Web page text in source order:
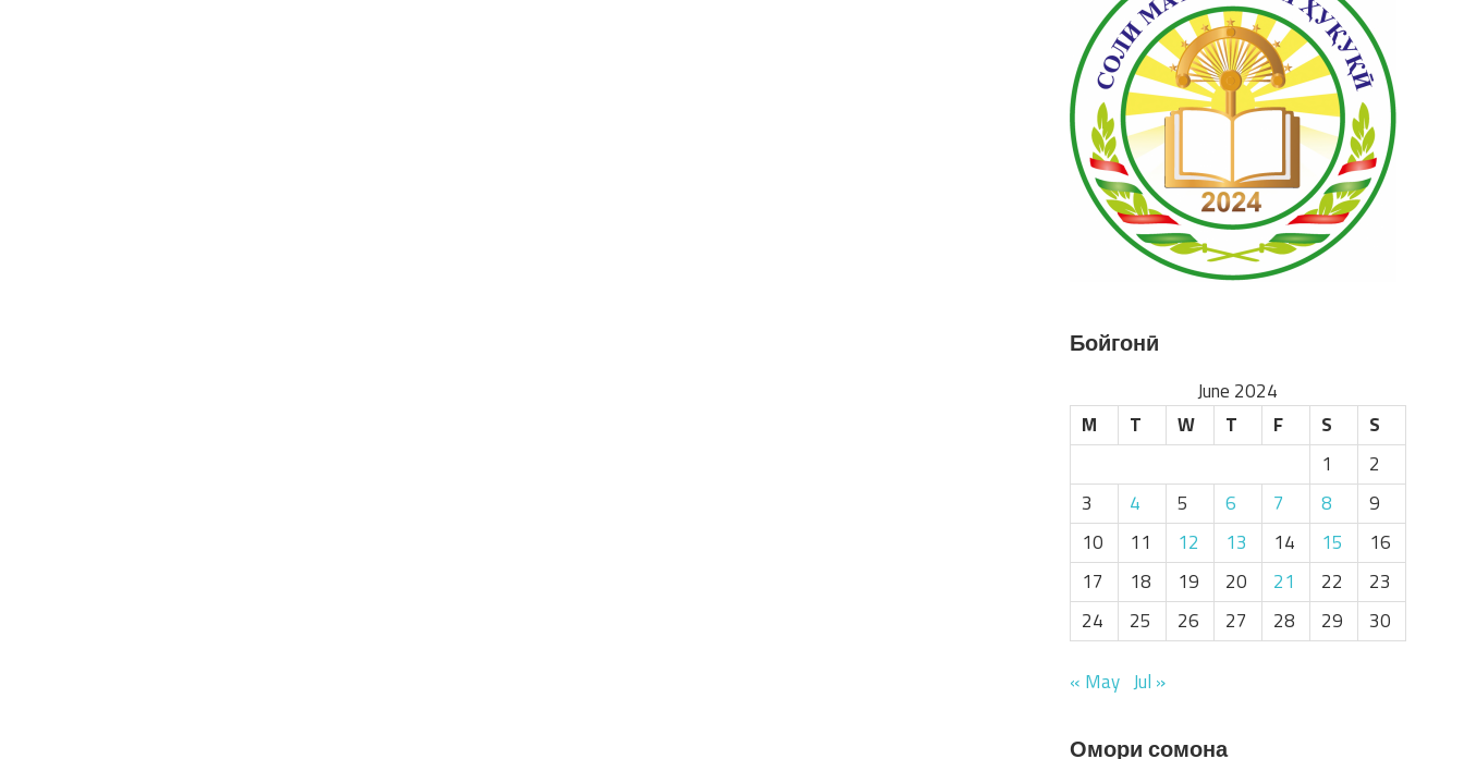
Бойгонӣ
June 2024
M
T W T F S
S
1
2
3
4 5 6 7 8
9
10
11 12 13 14 15
16
17
18 19 20 21 22
23
24
25 26 27 28 29 30
« May Jul »
Омори сомона